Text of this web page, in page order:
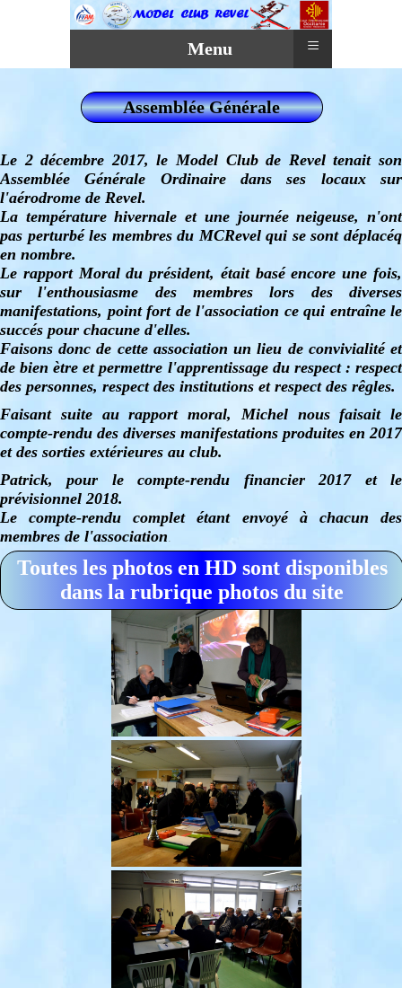
Menu ≡
Assemblée Générale
Le 2 décembre 2017, le Model Club de Revel tenait son
Assemblée Générale Ordinaire dans ses locaux sur
l'aérodrome de Revel.
La température hivernale et une journée neigeuse, n'ont
pas perturbé les membres du MCRevel qui se sont déplacéq
en nombre.
Le rapport Moral du président, était basé encore une fois,
sur l'enthousiasme des membres lors des diverses
manifestations, point fort de l'association ce qui entraîne le
succés pour chacune d'elles.
Faisons donc de cette association un lieu de convivialité et
de bien ètre et permettre l'apprentissage du respect : respect
des personnes, respect des institutions et respect des rêgles.
Faisant suite au rapport moral, Michel nous faisait le
compte-rendu des diverses manifestations produites en 2017
et des sorties extérieures au club.
Patrick, pour le compte-rendu financier 2017 et le
prévisionnel 2018.
Le compte-rendu complet étant envoyé à chacun des
membres de l'association.
Toutes les photos en HD sont disponibles
dans la rubrique photos du site